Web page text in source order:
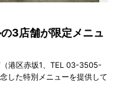
3店舗が限定メニュ
港区赤坂1、TEL 03-3505-
した特別メニューを提供して